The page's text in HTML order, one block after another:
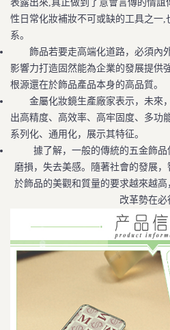
表露出來,真正做到了意會言傳的情
性日常化妝補妝不可或缺的工具之一,
系。
飾品若要走高端化道路，必須內
影響力打造固然能為企業的發展提供
根源還在於飾品產品本身的高品質。
金屬化妝鏡生產廠家表示，未來
出高精度、高效率、高牢固度、多功
系列化、通用化，展示其特征。
據了解，一般的傳統的五金飾品
磨損，失去美感。隨著社會的發展
於飾品的美觀和質量的要求越來越
改革勢在必